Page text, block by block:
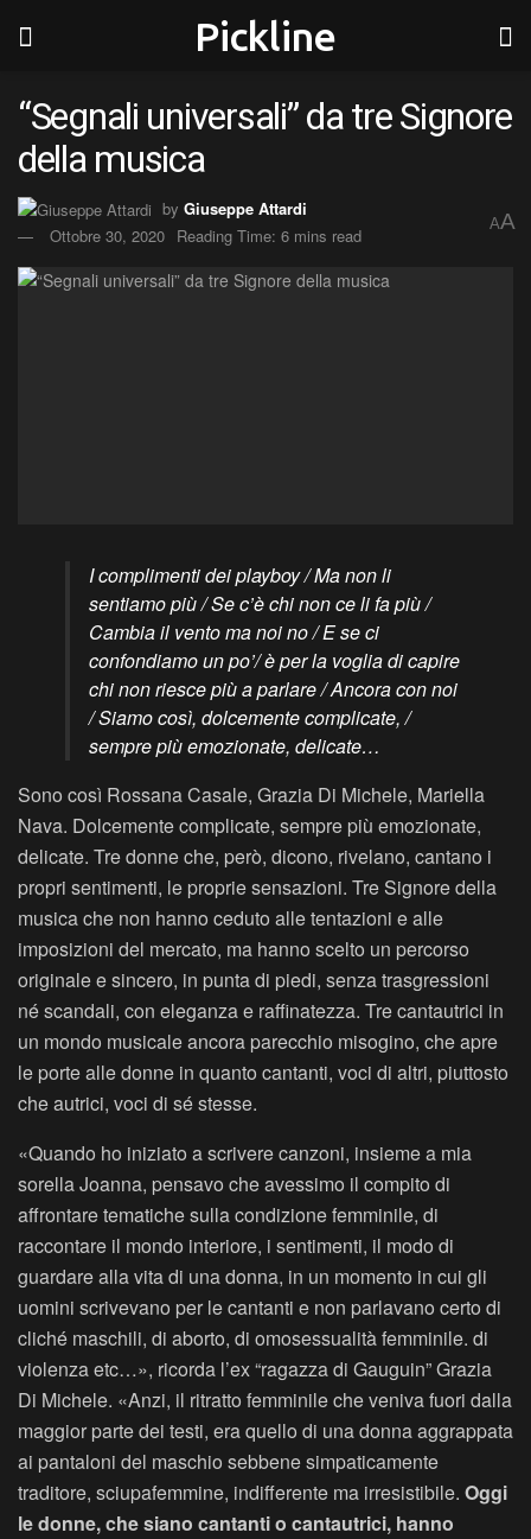
Pickline
“Segnali universali” da tre Signore
della musica
by Giuseppe Attardi
Ottobre 30, 2020 Reading Time: 6 mins read
AA
I complimenti dei playboy / Ma non li
sentiamo più / Se c’è chi non ce li fa più /
Cambia il vento ma noi no / E se ci
confondiamo un po’/ è per la voglia di capire
chi non riesce più a parlare / Ancora con noi
/ Siamo così, dolcemente complicate, /
sempre più emozionate, delicate…
Sono così Rossana Casale, Grazia Di Michele, Mariella
Nava. Dolcemente complicate, sempre più emozionate,
delicate. Tre donne che, però, dicono, rivelano, cantano i
propri sentimenti, le proprie sensazioni. Tre Signore della
musica che non hanno ceduto alle tentazioni e alle
imposizioni del mercato, ma hanno scelto un percorso
originale e sincero, in punta di piedi, senza trasgressioni
né scandali, con eleganza e raffinatezza. Tre cantautrici in
un mondo musicale ancora parecchio misogino, che apre
le porte alle donne in quanto cantanti, voci di altri, piuttosto
che autrici, voci di sé stesse.
«Quando ho iniziato a scrivere canzoni, insieme a mia
sorella Joanna, pensavo che avessimo il compito di
affrontare tematiche sulla condizione femminile, di
raccontare il mondo interiore, i sentimenti, il modo di
guardare alla vita di una donna, in un momento in cui gli
uomini scrivevano per le cantanti e non parlavano certo di
cliché maschili, di aborto, di omosessualità femminile. di
violenza etc…», ricorda l’ex “ragazza di Gauguin” Grazia
Di Michele. «Anzi, il ritratto femminile che veniva fuori dalla
maggior parte dei testi, era quello di una donna aggrappata
ai pantaloni del maschio sebbene simpaticamente
traditore, sciupafemmine, indifferente ma irresistibile. Oggi
le donne, che siano cantanti o cantautrici, hanno